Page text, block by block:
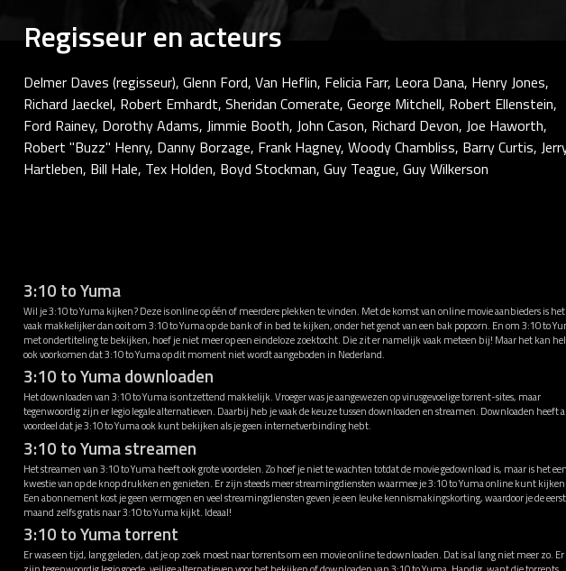
Regisseur en acteurs
Delmer Daves (regisseur), Glenn Ford, Van Heflin, Felicia Farr, Leora Dana, Henry Jones,
Richard Jaeckel, Robert Emhardt, Sheridan Comerate, George Mitchell, Robert Ellenstein,
Ford Rainey, Dorothy Adams, Jimmie Booth, John Cason, Richard Devon, Joe Haworth,
Robert "Buzz" Henry, Danny Borzage, Frank Hagney, Woody Chambliss, Barry Curtis,
Hartleben, Bill Hale, Tex Holden, Boyd Stockman, Guy Teague, Guy Wilkerson
3:10 to Yuma
Wil je 3:10 to Yuma kijken? Deze is online op één of meerdere plekken te vinden. Met de komst van online movie aanbieders is het
vaak makkelijker dan ooit om 3:10 to Yuma op de bank of in bed te kijken, onder het genot van een bak popcorn. En om 3:10 to
met ondertiteling te bekijken, hoef je niet meer op een eindeloze zoektocht. Die zit er namelijk vaak meteen bij! Maar het kan
ook voorkomen dat 3:10 to Yuma op dit moment niet wordt aangeboden in Nederland.
3:10 to Yuma downloaden
Het downloaden van 3:10 to Yuma is ontzettend makkelijk. Vroeger was je aangewezen op virusgevoelige torrent-sites, maar
tegenwoordig zijn er legio legale alternatieven. Daarbij heb je vaak de keuze tussen downloaden en streamen. Downloaden heeft
voordeel dat je 3:10 to Yuma ook kunt bekijken als je geen internetverbinding hebt.
3:10 to Yuma streamen
Het streamen van 3:10 to Yuma heeft ook grote voordelen. Zo hoef je niet te wachten totdat de movie gedownload is, maar is het een
kwestie van op de knop drukken en genieten. Er zijn steeds meer streamingdiensten waarmee je 3:10 to Yuma online kunt kijken.
Een abonnement kost je geen vermogen en veel streamingdiensten geven je een leuke kennismakingskorting, waardoor je de
maand zelfs gratis naar 3:10 to Yuma kijkt. Ideaal!
3:10 to Yuma torrent
Er was een tijd, lang geleden, dat je op zoek moest naar torrents om een movie online te downloaden. Dat is al lang niet meer zo. Er